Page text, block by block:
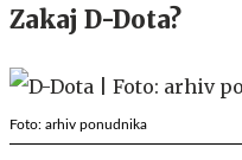
Zakaj D-Dota?
Foto: arhiv ponudnika